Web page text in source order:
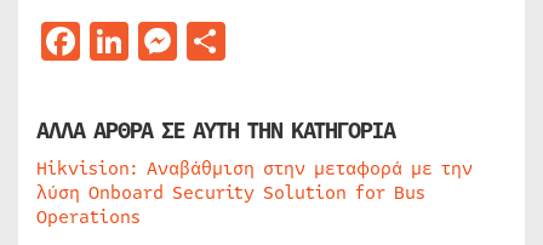
Facebook
LinkedIn
Messenger
ΑΛΛΑ ΑΡΘΡΑ ΣΕ ΑΥΤΗ ΤΗΝ ΚΑΤΗΓΟΡΙΑ
Hikvision: Αναβάθμιση στην μεταφορά με την
λύση Onboard Security Solution for Bus
Operations